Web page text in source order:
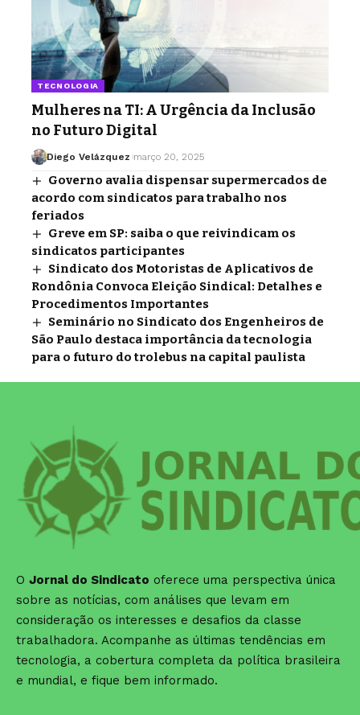
TECNOLOGIA
Mulheres na TI: A Urgência da Inclusão
no Futuro Digital
Diego Velázquez março 20, 2025
Governo avalia dispensar supermercados de
acordo com sindicatos para trabalho nos
feriados
Greve em SP: saiba o que reivindicam os
sindicatos participantes
Sindicato dos Motoristas de Aplicativos de
Rondônia Convoca Eleição Sindical: Detalhes e
Procedimentos Importantes
Seminário no Sindicato dos Engenheiros de
São Paulo destaca importância da tecnologia
para o futuro do trolebus na capital paulista
O Jornal do Sindicato oferece uma perspectiva única
sobre as notícias, com análises que levam em
consideração os interesses e desafios da classe
trabalhadora. Acompanhe as últimas tendências em
tecnologia, a cobertura completa da política brasileira
e mundial, e fique bem informado.